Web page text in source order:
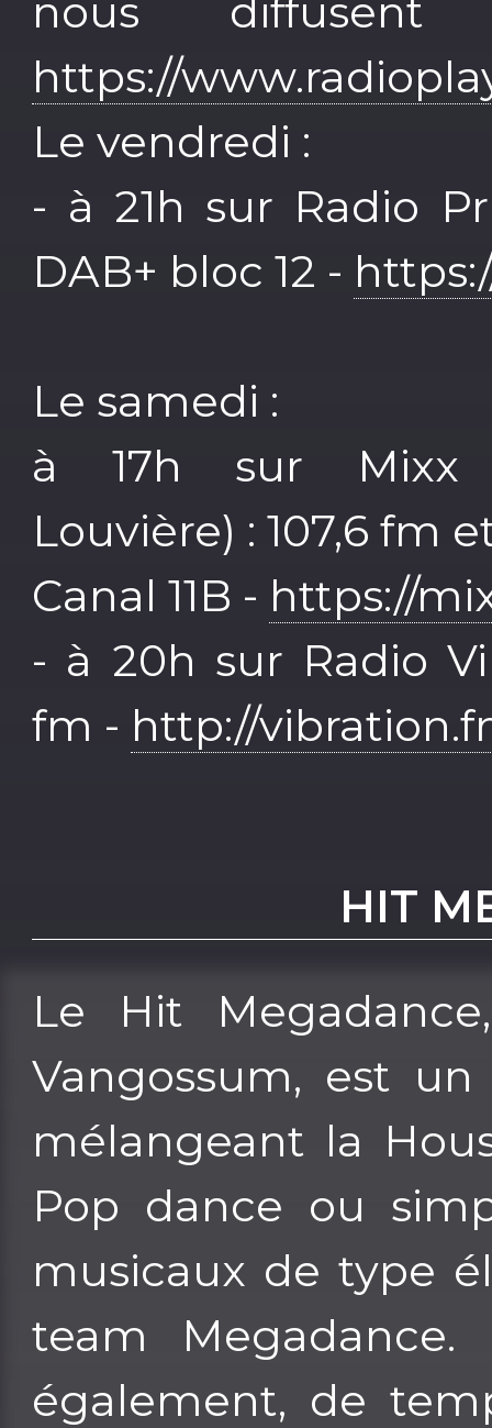
nous
https://
Le vendredi :
- à 21h sur Radio
DAB+ bloc 12 -
Le samedi :
à 17h sur Mixx
Louvière) : 107,6 fm
Canal 11B - https://
- à 20h sur Radio
fm - http://
HIT
Le Hit
Vangossum, est
mélangeant la
Pop dance ou
musicaux de type
team
également, de